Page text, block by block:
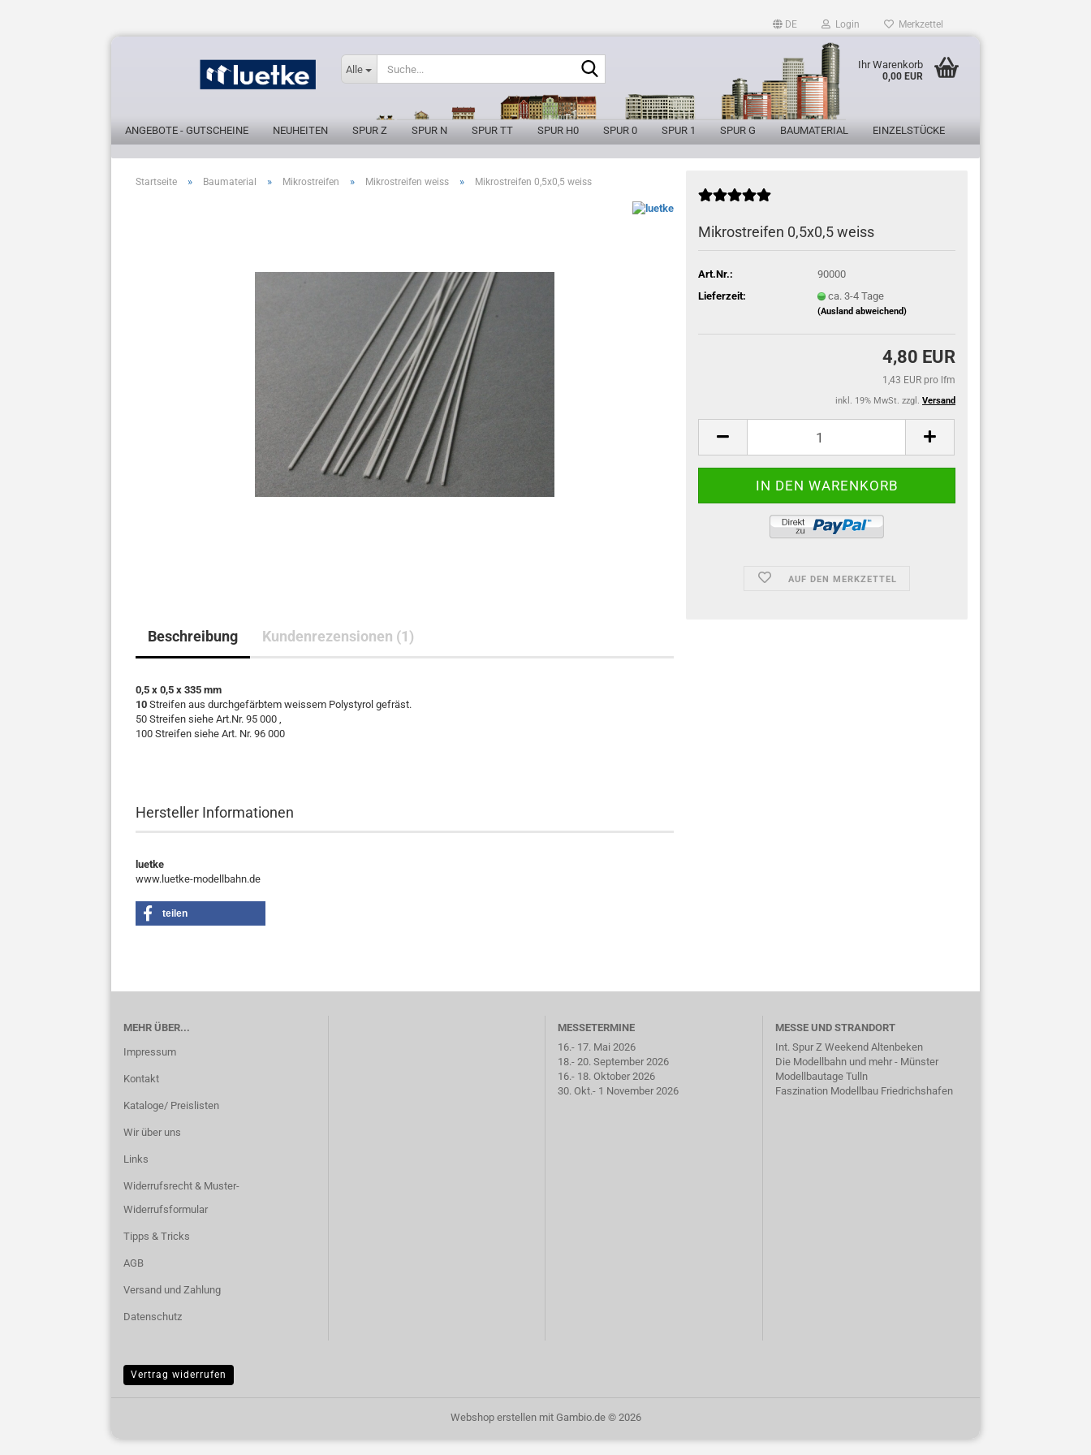
DE Login Merkzettel
Alle Ihr Warenkorb
0,00 EUR
ANGEBOTE - GUTSCHEINE NEUHEITEN SPUR Z SPUR N SPUR TT SPUR H0 SPUR 0 SPUR 1 SPUR G BAUMATERIAL EINZELSTÜCKE
Startseite » Baumaterial » Mikrostreifen » Mikrostreifen weiss » Mikrostreifen 0,5x0,5 weiss
Mikrostreifen 0,5x0,5 weiss
Art.Nr.:
90000
Lieferzeit:
ca. 3-4 Tage
(Ausland abweichend)
4,80 EUR
1,43 EUR pro lfm
inkl. 19% MwSt. zzgl. Versand
AUF DEN MERKZETTEL
Beschreibung Kundenrezensionen (1)
0,5 x 0,5 x 335 mm
10 Streifen aus durchgefärbtem weissem Polystyrol gefräst.
50 Streifen siehe Art.Nr. 95 000 ,
100 Streifen siehe Art. Nr. 96 000
Hersteller Informationen
luetke
www.luetke-modellbahn.de
teilen
MEHR ÜBER...
Impressum
Kontakt
Kataloge/ Preislisten
Wir über uns
Links
Widerrufsrecht & Muster-
Widerrufsformular
Tipps & Tricks
AGB
Versand und Zahlung
Datenschutz
MESSETERMINE
16.- 17. Mai 2026
18.- 20. September 2026
16.- 18. Oktober 2026
30. Okt.- 1 November 2026
MESSE UND STRANDORT
Int. Spur Z Weekend Altenbeken
Die Modellbahn und mehr - Münster
Modellbautage Tulln
Faszination Modellbau Friedrichshafen
Vertrag widerrufen
Webshop erstellenmit Gambio.de © 2026